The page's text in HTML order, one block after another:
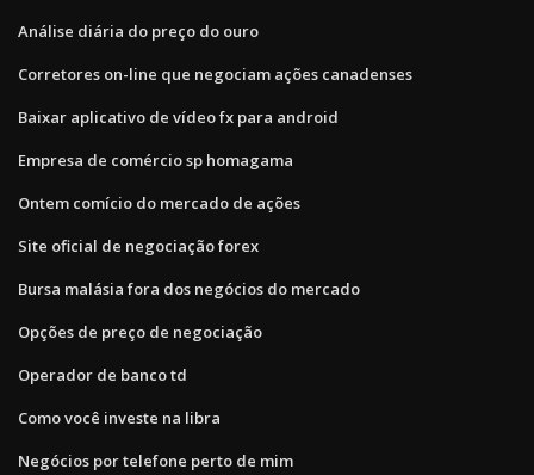
Análise diária do preço do ouro
Corretores on-line que negociam ações canadenses
Baixar aplicativo de vídeo fx para android
Empresa de comércio sp homagama
Ontem comício do mercado de ações
Site oficial de negociação forex
Bursa malásia fora dos negócios do mercado
Opções de preço de negociação
Operador de banco td
Como você investe na libra
Negócios por telefone perto de mim